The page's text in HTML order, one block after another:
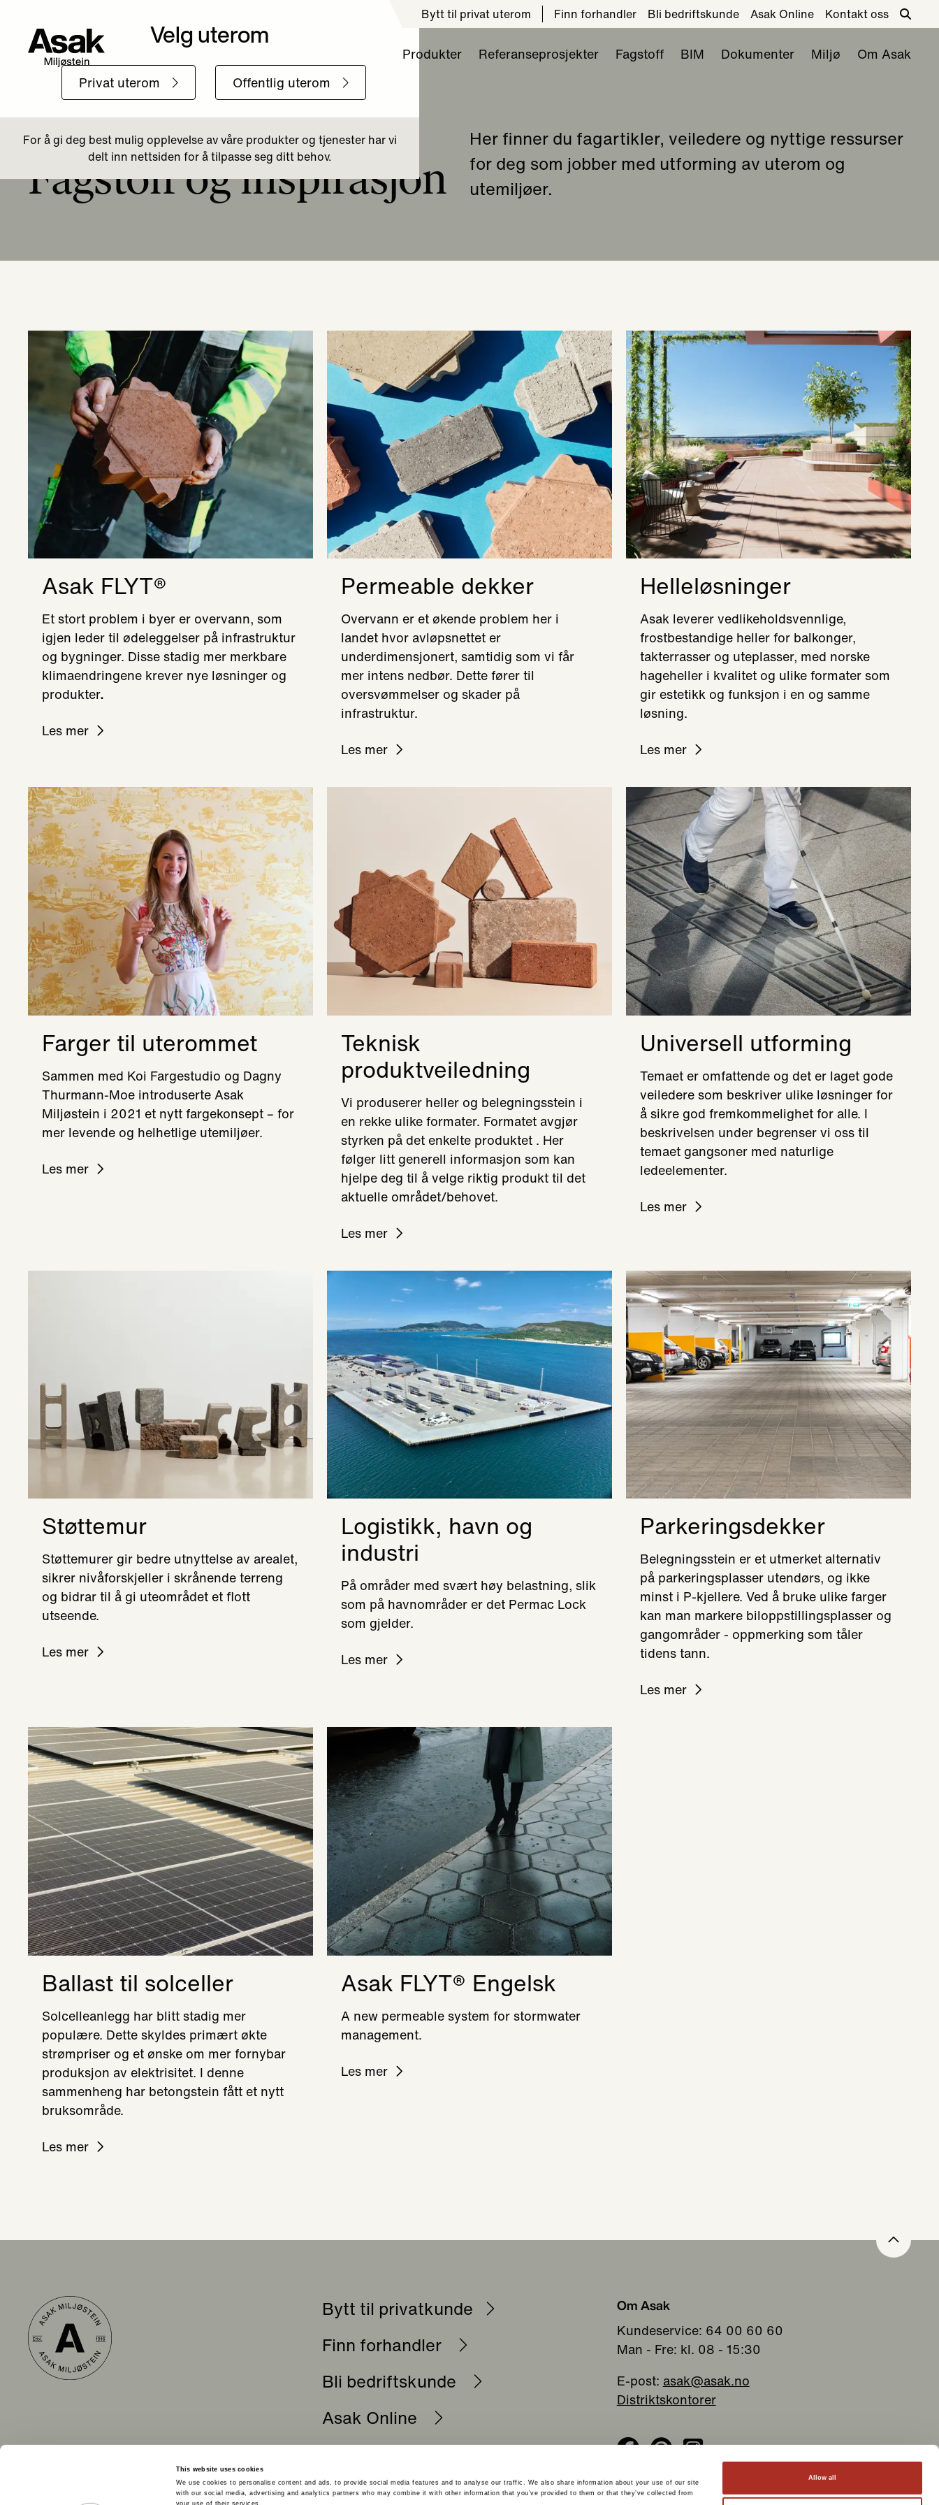
This website uses cookies
We use cookies to personalise content and ads, to provide social media features and to analyse our traffic. We also share information about your use of our site
with our social media, advertising and analytics partners who may combine it with other information that you’ve provided to them or that they’ve collected from
Allow all
Bytt til privat uterom Finn forhandler Bli bedriftskunde Asak Online Kontakt oss
Produkter Referanseprosjekter Fagstoff BIM Dokumenter Miljø Om Asak
Tilbake til Forside
Fagstoff og inspirasjon
Her finner du fagartikler, veiledere og nyttige ressurser
for deg som jobber med utforming av uterom og
utemiljøer.
Asak FLYT®
Et stort problem i byer er overvann, som
igjen leder til ødeleggelser på infrastruktur
og bygninger. Disse stadig mer merkbare
klimaendringene krever nye løsninger og
produkter.
Les mer
Permeable dekker
Overvann er et økende problem her i
landet hvor avløpsnettet er
underdimensjonert, samtidig som vi får
mer intens nedbør. Dette fører til
oversvømmelser og skader på
infrastruktur.
Les mer
Helleløsninger
Asak leverer vedlikeholdsvennlige,
frostbestandige heller for balkonger,
takterrasser og uteplasser, med norske
hageheller i kvalitet og ulike formater som
gir estetikk og funksjon i en og samme
løsning.
Les mer
Farger til uterommet
Sammen med Koi Fargestudio og Dagny
Thurmann-Moe introduserte Asak
Miljøstein i 2021 et nytt fargekonsept – for
mer levende og helhetlige utemiljøer.
Les mer
Teknisk
produktveiledning
Vi produserer heller og belegningsstein i
en rekke ulike formater. Formatet avgjør
styrken på det enkelte produktet . Her
følger litt generell informasjon som kan
hjelpe deg til å velge riktig produkt til det
aktuelle området/behovet.
Les mer
Universell utforming
Temaet er omfattende og det er laget gode
veiledere som beskriver ulike løsninger for
å sikre god fremkommelighet for alle. I
beskrivelsen under begrenser vi oss til
temaet gangsoner med naturlige
ledeelementer.
Les mer
Støttemur
Støttemurer gir bedre utnyttelse av arealet,
sikrer nivåforskjeller i skrånende terreng
og bidrar til å gi uteområdet et flott
utseende.
Les mer
Logistikk, havn og
industri
På områder med svært høy belastning, slik
som på havnområder er det Permac Lock
som gjelder.
Les mer
Parkeringsdekker
Belegningsstein er et utmerket alternativ
på parkeringsplasser utendørs, og ikke
minst i P-kjellere. Ved å bruke ulike farger
kan man markere biloppstillingsplasser og
gangområder - oppmerking som tåler
tidens tann.
Les mer
Ballast til solceller
Solcelleanlegg har blitt stadig mer
populære. Dette skyldes primært økte
strømpriser og et ønske om mer fornybar
produksjon av elektrisitet. I denne
sammenheng har betongstein fått et nytt
bruksområde.
Les mer
Asak FLYT® Engelsk
A new permeable system for stormwater
management.
Les mer
Bytt til privatkunde
Finn forhandler
Bli bedriftskunde
Asak Online
Kontakt oss
Personvern
Om Asak
Kundeservice: 64 00 60 60
Man - Fre: kl. 08 - 15:30
E-post: asak@asak.no
Distriktskontorer